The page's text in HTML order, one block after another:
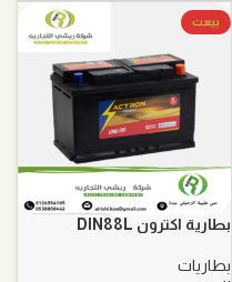
بيعت
بطارية اكترون DIN88L
بطاريات